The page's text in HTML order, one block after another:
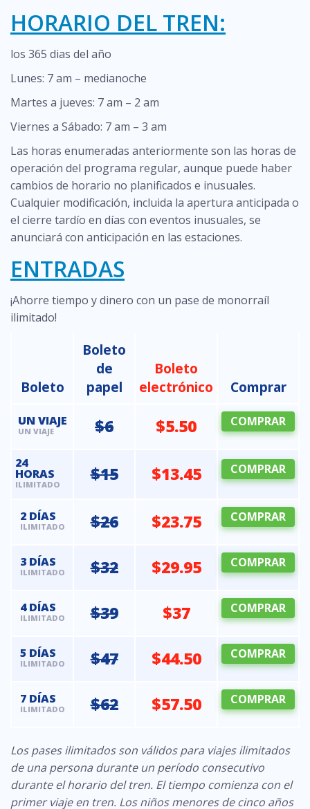
HORARIO DEL TREN:
los 365 dias del año
Lunes: 7 am – medianoche
Martes a jueves: 7 am – 2 am
Viernes a Sábado: 7 am – 3 am
Las horas enumeradas anteriormente son las horas de
operación del programa regular, aunque puede haber
cambios de horario no planificados e inusuales.
Cualquier modificación, incluida la apertura anticipada o
el cierre tardío en días con eventos inusuales, se
anunciará con anticipación en las estaciones.
ENTRADAS
¡Ahorre tiempo y dinero con un pase de monorraíl
ilimitado!
Boleto
Boleto
de
papel
Boleto
electrónico
Comprar
UN VIAJE
UN VIAJE $6 $5.50 COMPRAR
24
HORAS
ILIMITADO $15 $13.45 COMPRAR
2 DÍAS
ILIMITADO $26 $23.75 COMPRAR
3 DÍAS
ILIMITADO $32 $29.95 COMPRAR
4 DÍAS
ILIMITADO $39 $37 COMPRAR
5 DÍAS
ILIMITADO $47 $44.50 COMPRAR
7 DÍAS
ILIMITADO $62 $57.50 COMPRAR
Los pases ilimitados son válidos para viajes ilimitados
de una persona durante un período consecutivo
durante el horario del tren. El tiempo comienza con el
primer viaje en tren. Los niños menores de cinco años